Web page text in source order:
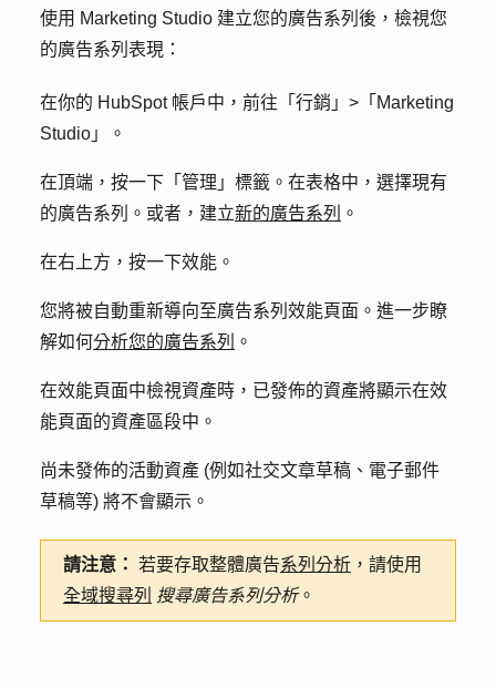
使用 Marketing Studio 建立您的廣告系列後，檢視您
的廣告系列表現：
在你的 HubSpot 帳戶中，前往 「行銷」 > 「Marketing
Studio」
。
在頂端，按一下「 管理 」標籤。在表格中，選擇現有
的廣告系列 。或者，建立新的廣告系列 。
在右上方，按一下效能 。
您將被自動重新導向至廣告系列效能頁面。進一步瞭
解如何分析您的廣告系列 。
在效能頁面中檢視資產時，已發佈的資產將顯示在效
能頁面的資產區段中。
尚未發佈的活動資產 (例如社交文章草稿、電子郵件
草稿等) 將不會顯示。
請注意： 若要存取整體廣告系列分析 ，請使用
全域搜尋列 搜尋廣告系列分析。